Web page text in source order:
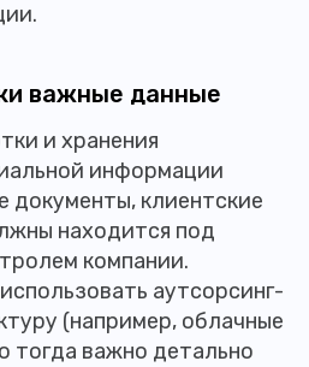
важные данные
и хранения
информации
документы, клиентские
находится под
компании.
аутсорсинг-
(например, облачные
тогда важно детально